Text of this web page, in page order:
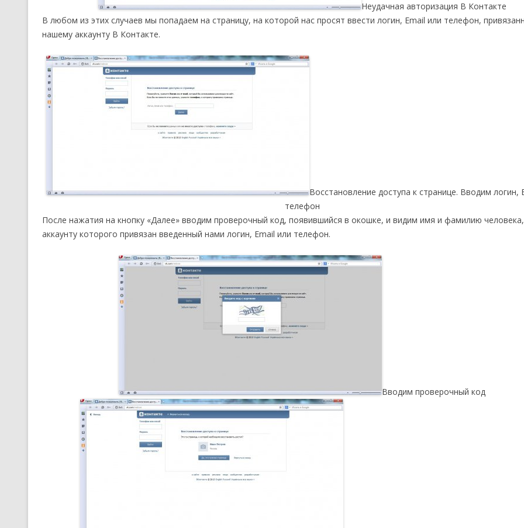
Неудачная авторизация В Контакте
В любом из этих случаев мы попадаем на страницу, на которой нас просят ввести логин, Email или телефон,
нашему аккаунту В Контакте.
Восстановление доступа к странице. Вводим логин,
телефон
После нажатия на кнопку «Далее» вводим проверочный код, появившийся в окошке, и видим имя и фамилию
аккаунту которого привязан введенный нами логин, Email или телефон.
Вводим проверочный код